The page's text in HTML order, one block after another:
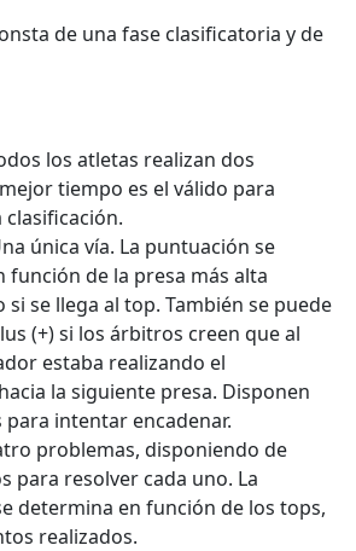
de una fase clasificatoria y de
los atletas realizan dos
tiempo es el válido para
única vía. La puntuación se
función de la presa más alta
si se llega al top. También se puede
(+) si los árbitros creen que al
estaba realizando el
la siguiente presa. Disponen
intentar encadenar.
problemas, disponiendo de
para resolver cada uno. La
determina en función de los tops,
realizados.